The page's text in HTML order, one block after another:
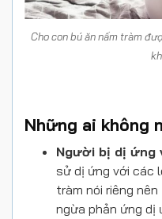
Cho con bú ăn nấm tràm
Những ai không
Người bị dị ứng
sử dị ứng với các
tràm nói riêng
ngừa phản ứng dị